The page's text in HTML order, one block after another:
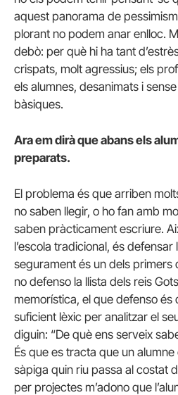
aquest panorama de
plorant no podem anar enlloc.
debò: per què hi ha tant
crispats, molt agressius; els
els alumnes, desanimats i
bàsiques.
Ara em dirà que abans els
preparats.
El problema és que arriben
no saben llegir, o ho fan amb
saben pràcticament escriure.
l’escola tradicional, és defensar
segurament és un dels
no defenso la llista dels reis
memorística, el que defenso és
suficient lèxic per analitzar el
diguin: “De què ens serveix
És que es tracta que un
sàpiga quin riu passa al costat
per projectes m’adono que